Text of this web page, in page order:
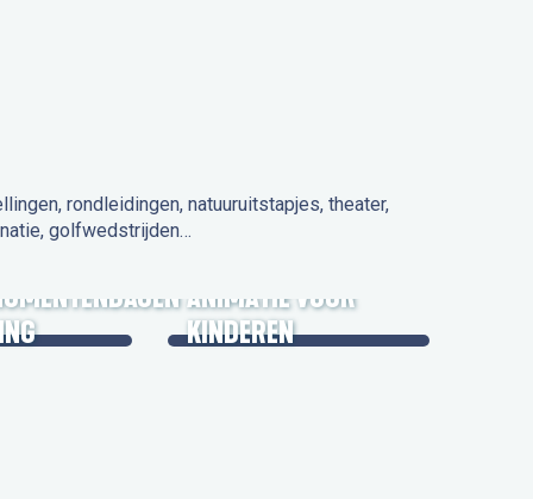
rondleidingen, natuuruitstapjes, theater,
golfwedstrijden…
ANIMATIE VOOR
KINDEREN